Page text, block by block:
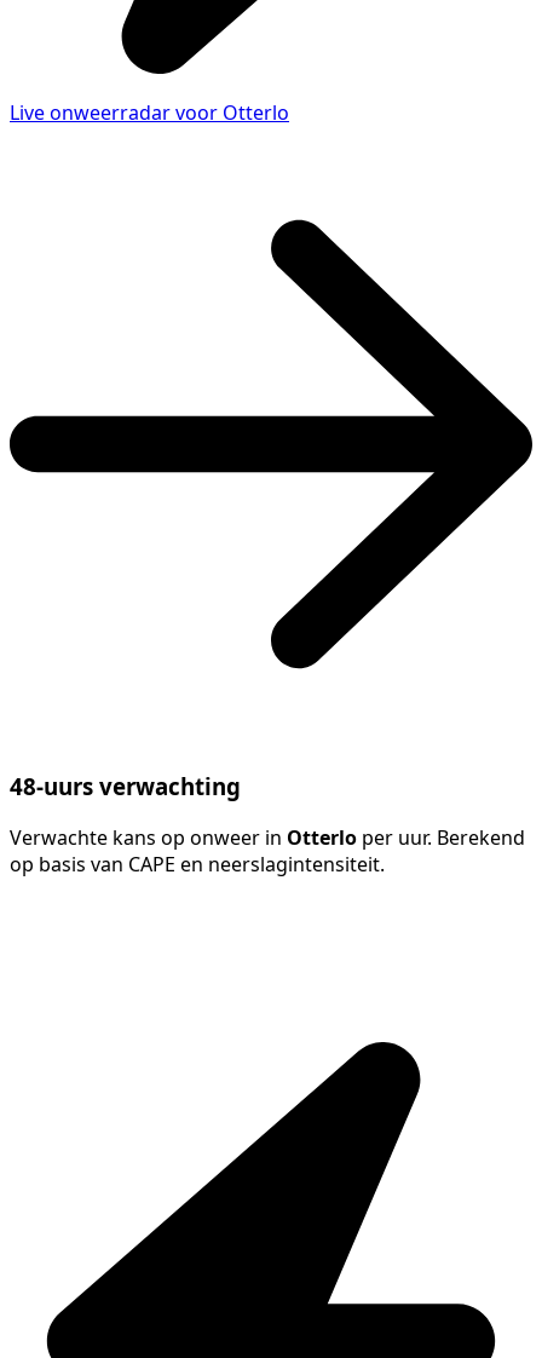
Live onweerradar voor Otterlo
48-uurs verwachting
Verwachte kans op onweer in Otterlo per uur. Berekend
op basis van CAPE en neerslagintensiteit.